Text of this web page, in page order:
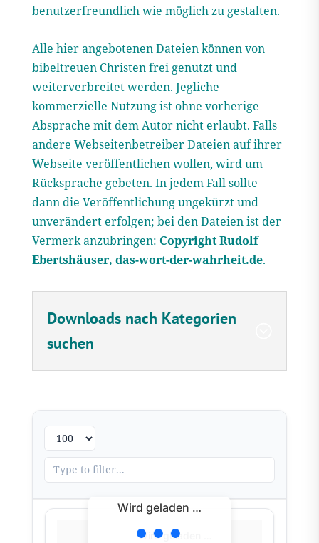
benutzerfreundlich wie möglich zu gestalten.
Alle hier angebotenen Dateien können von
bibeltreuen Christen frei genutzt und
weiterverbreitet werden. Jegliche
kommerzielle Nutzung ist ohne vorherige
Absprache mit dem Autor nicht erlaubt. Falls
andere Webseitenbetreiber Dateien auf ihrer
Webseite veröffentlichen wollen, wird um
Rücksprache gebeten. In jedem Fall sollte
dann die Veröffentlichung ungekürzt und
unverändert erfolgen; bei den Dateien ist der
Vermerk anzubringen: Copyright Rudolf
Ebertshäuser, das-wort-der-wahrheit.de.
Downloads nach Kategorien
suchen
Wird geladen …
Wird geladen …